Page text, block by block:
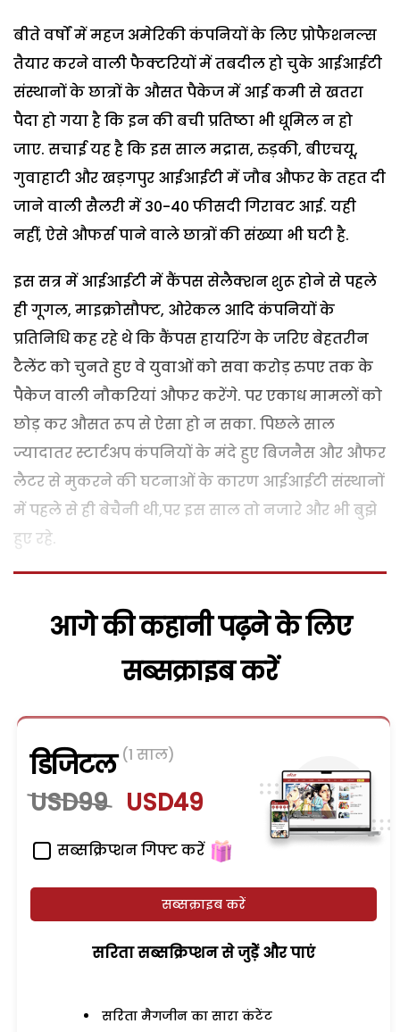
बीते वर्षों में महज अमेरिकी कंपनियों के लिए प्रोफैशनल्स
तैयार करने वाली फैक्टरियों में तबदील हो चुके आईआईटी
संस्थानों के छात्रों के औसत पैकेज में आई कमी से खतरा
पैदा हो गया है कि इन की बची प्रतिष्ठा भी धूमिल न हो
जाए. सचाई यह है कि इस साल मद्रास, रुड़की, बीएचयू,
गुवाहाटी और खड़गपुर आईआईटी में जौब औफर के तहत दी
जाने वाली सैलरी में 30-40 फीसदी गिरावट आई. यही
नहीं, ऐसे औफर्स पाने वाले छात्रों की संख्या भी घटी है.
इस सत्र में आईआईटी में कैंपस सेलैक्शन शुरू होने से पहले
ही गूगल, माइक्रोसौफ्ट, ओरेकल आदि कंपनियों के
प्रतिनिधि कह रहे थे कि कैंपस हायरिंग के जरिए बेहतरीन
टैलेंट को चुनते हुए वे युवाओं को सवा करोड़ रुपए तक के
पैकेज वाली नौकरियां औफर करेंगे. पर एकाध मामलों को
छोड़ कर औसत रूप से ऐसा हो न सका. पिछले साल
ज्यादातर स्टार्टअप कंपनियों के मंदे हुए बिजनैस और औफर
लैटर से मुकरने की घटनाओं के कारण आईआईटी संस्थानों
में पहले से ही बेचैनी थी,पर इस साल तो नजारे और भी बुझे
हुए रहे.
आगे की कहानी पढ़ने के लिए
सब्सक्राइब करें
डिजिटल (1 साल)
USD99 USD49
सब्सक्रिप्शन गिफ्ट करें
सब्सक्राइब करें
सरिता सब्सक्रिप्शन से जुड़ेें और पाएं
सरिता मैगजीन का सारा कंटेंट